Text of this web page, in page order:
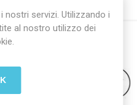
servizi. Utilizzando i
al nostro utilizzo dei